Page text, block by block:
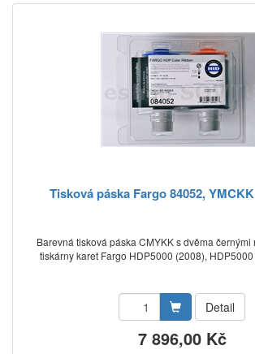
Tisková páska Fargo 84052,
Barevná tisková páska CMYKK s dvěma černými
tiskárny karet Fargo HDP5000 (2008),
Detail
7 896,00 Kč